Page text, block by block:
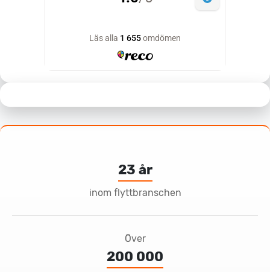
23 år
inom flyttbranschen
Över
200 000